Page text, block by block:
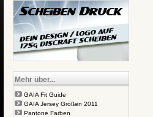
Mehr über...
GAIA Fit Guide
GAIA Jersey Größen 2011
Pantone Farben